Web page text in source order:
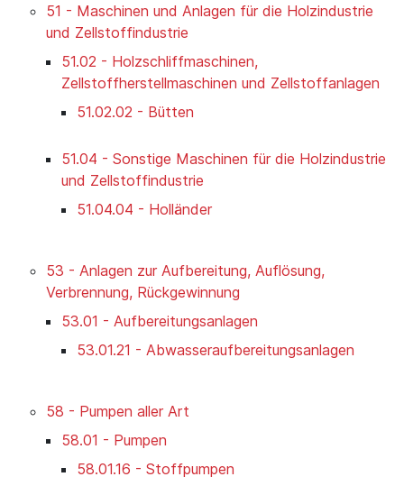
51 - Maschinen und Anlagen für die Holzindustrie
und Zellstoffindustrie
51.02 - Holzschliffmaschinen,
Zellstoffherstellmaschinen und Zellstoffanlagen
51.02.02 - Bütten
51.04 - Sonstige Maschinen für die Holzindustrie
und Zellstoffindustrie
51.04.04 - Holländer
53 - Anlagen zur Aufbereitung, Auflösung,
Verbrennung, Rückgewinnung
53.01 - Aufbereitungsanlagen
53.01.21 - Abwasseraufbereitungsanlagen
58 - Pumpen aller Art
58.01 - Pumpen
58.01.16 - Stoffpumpen